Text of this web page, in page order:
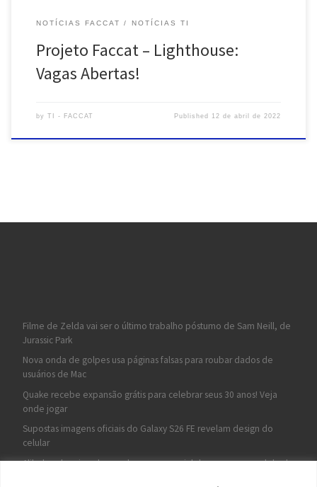
NOTÍCIAS FACCAT NOTÍCIAS TI
Projeto Faccat – Lighthouse:
Vagas Abertas!
by TI - FACCAT Published 12 de abril de 2022
Filme de Zelda vai ser o último trabalho póstumo de Sam Neill, de
Jurassic Park
Nova onda de golpes usa páginas falsas para roubar dados de
usuários de Mac
Quake recebe expansão grátis para celebrar seus 30 anos! Veja
onde jogar
Supostas imagens oficiais do Galaxy S26 FE revelam design do
celular
Alibaba planeja cobrar pelo uso comercial do seu novo modelo de